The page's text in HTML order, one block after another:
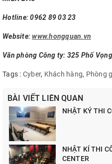
Hotline: 0962 89 03 23
Website:www.hongquan.vn
Văn phòng Công ty: 325 Phố
Tags : Cyber, Khách hàng, Phòng
BÀI VIẾT LIÊN QUAN
NHẬT KÝ THI
NHẬT KÍ THI
CENTER